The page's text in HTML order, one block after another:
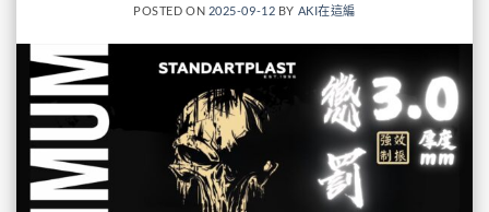
POSTED ON 2025-09-12 BY AKI在這編